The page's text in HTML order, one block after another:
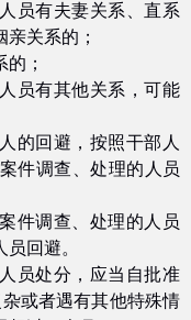
员有夫妻关系、直系
关系的；
；
员有其他关系，可能
的回避，按照干部人
件调查、处理的人员
件调查、处理的人员
回避。
员处分，应当自批准
或者遇有其他特殊情